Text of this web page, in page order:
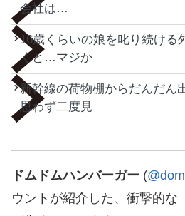
会社は…
16歳くらいの娘を叱り続ける
くと…マジか
新幹線の荷物棚からだんだん
思わず二度見
ドムドムハンバーガー (
ウントが紹介した、衝撃的な